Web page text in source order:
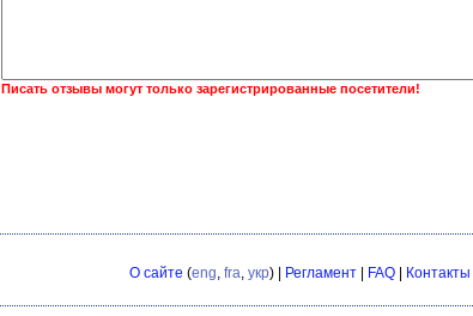
Писать отзывы могут только зарегистрированные посетители!
О сайте (eng, fra, укр) | Регламент FAQ Контакты